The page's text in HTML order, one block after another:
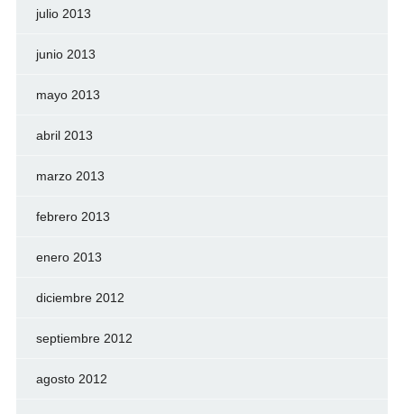
julio 2013
junio 2013
mayo 2013
abril 2013
marzo 2013
febrero 2013
enero 2013
diciembre 2012
septiembre 2012
agosto 2012